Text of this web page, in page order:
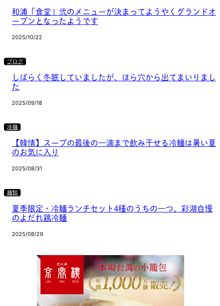
和浦「食堂」弐のメニューが決まってようやくグランドオ
ープンとなったようです
2025/10/22
ブログ
しばらく冬眠していましたが、ほら穴から出てまいりまし
た
2025/09/18
冷麺
【韓情】スープの最後の一滴まで飲み干せる冷麺は暑い夏
のお気に入り
2025/08/31
麺類
夏季限定・冷麺ランチセット4種のうちの一つ、彩湖自慢
のよだれ鶏冷麺
2025/08/29